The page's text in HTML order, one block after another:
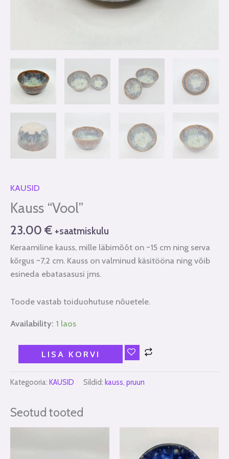
KAUSID
Kauss “Vool”
23.00 € +saatmiskulu
Keraamiline kauss, mille läbimõõt on ~15 cm ning serva
kõrgus ~7,2 cm. Kauss on valminud käsitööna ning võib
esineda ebatasasusi jms.
Toode vastab toiduohutuse nõuetele.
Availability: 1 laos
LISA KORVI
Kategooria: KAUSID Sildid: kauss, pruun
Seotud tooted